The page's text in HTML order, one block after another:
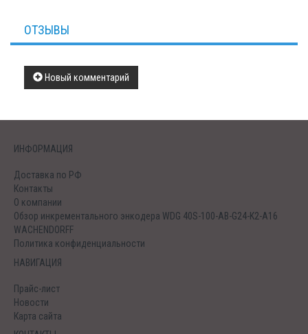
ОТЗЫВЫ
Новый комментарий
ИНФОРМАЦИЯ
Доставка по РФ
Контакты
О компании
Обзор инкрементального энкодера WDG 40S-100-AB-G24-K2-A16
WACHENDORFF
Политика конфиденциальности
НАВИГАЦИЯ
Прайс-лист
Новости
Карта сайта